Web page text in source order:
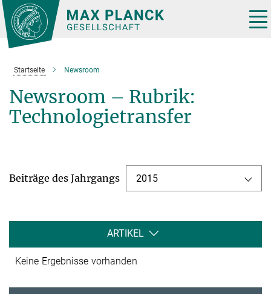
Hauptinhalt
Startseite Newsroom
Newsroom – Rubrik:
Technologietransfer
Beiträge des Jahrgangs 2015
ARTIKEL
Keine Ergebnisse vorhanden